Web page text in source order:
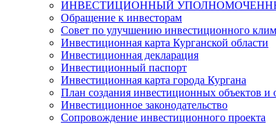
ИНВЕСТИЦИОННЫЙ
Обращение к инвесторам
Совет по улучшению инвестиционного
Инвестиционная карта Курганской области
Инвестиционная декларация
Инвестиционный паспорт
Инвестиционная карта города Кургана
План создания инвестиционных объектов и
Инвестиционное законодательство
Сопровождение инвестиционного проекта